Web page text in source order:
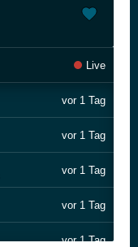
Live
vor 1 Tag
vor 1 Tag
vor 1 Tag
vor 1 Tag
vor 1 Tag